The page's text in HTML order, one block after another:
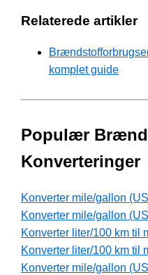
Relaterede artikler
komplet guide
Populær
Konverteringer
Konverter mile/gallon
Konverter mile/gallon
Konverter liter/100 km til
Konverter liter/100 km til
Konverter mile/gallon